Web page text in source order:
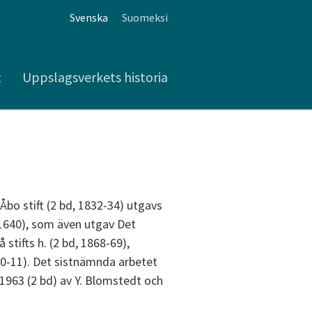
Svenska Suomeksi
Uppslagsverkets historia
stift (2 bd, 1832-34) utgavs
som även utgav Det
stifts h. (2 bd, 1868-69),
11). Det sistnämnda arbetet
(2 bd) av Y. Blomstedt och